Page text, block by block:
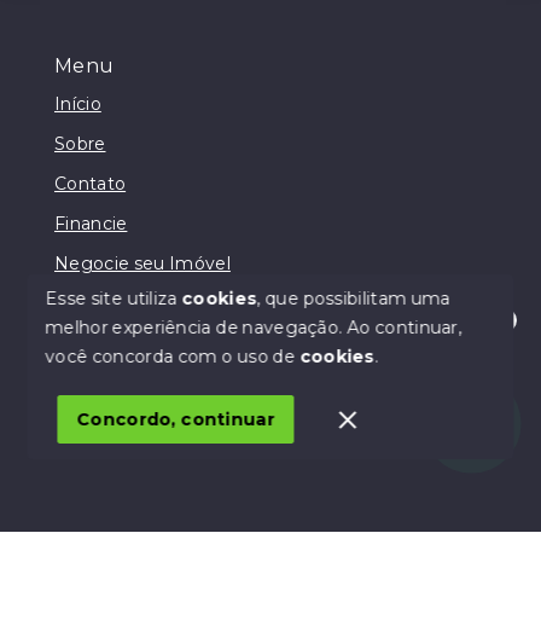
Olá! Estamos disponíveis para te ajudar.
Menu
Início
Sobre
Contato
Financie
Negocie seu Imóvel
© Copyright 2026 - Lodi Negócios Imobiliários - Todos
SITE PARA IMOBILIARIA
Esse site utiliza cookies, que possibilitam uma
melhor experiência de navegação.Ao continuar,
você concorda com o uso de cookies.
Concordo, continuar